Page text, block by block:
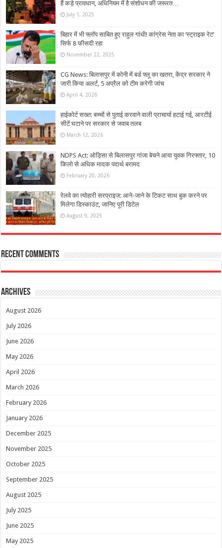
हैं कड़े प्रावधान, अधिनियम में है संशोधन की जरूरत…
July 1, 2025
बिहार में भी फ्लॉप साबित हुए राहुल गांधी! कांग्रेस नेता का ‘स्ट्राइक रेट’
सिर्फ 8 फीसदी रहा
November 22, 2025
CG News: बिलासपुर में कोनी में बर्ड फ्लू का खतरा, केंद्र सरकार ने
जारी किया अलर्ट, 5 अप्रैल को टीम करेगी जांच
April 4, 2026
हाईकोर्ट सख्त: बच्चों से पुताई करवाने वाली प्राचार्या हटाई गई, आरटीई
सीटें घटाने पर सरकार से जवाब तलब
March 12, 2026
NDPS Act: ओड़िसा से बिलासपुर गांजा बेचने आया युवक गिरफ्तार, 10
किलो से अधिक मादक पदार्थ बरामद
February 20, 2026
रेलवे का त्योहारी सरप्राइज: आने-जाने के टिकट साथ बुक करने पर
मिलेगा डिस्काउंट, जानिए पूरी डिटेल
August 9, 2025
Recent Comments
Archives
August 2026
July 2026
June 2026
May 2026
April 2026
March 2026
February 2026
January 2026
December 2025
November 2025
October 2025
September 2025
August 2025
July 2025
June 2025
May 2025